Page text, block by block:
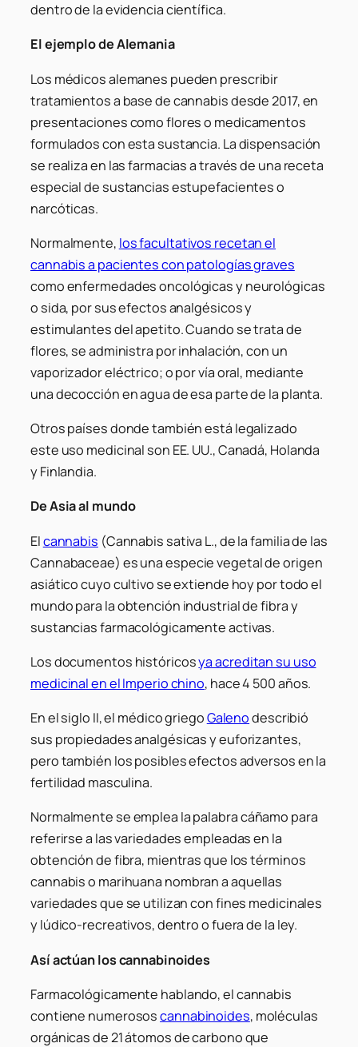
dentro de la evidencia científica.
El ejemplo de Alemania
Los médicos alemanes pueden prescribir
tratamientos a base de cannabis desde 2017, en
presentaciones como flores o medicamentos
formulados con esta sustancia. La dispensación
se realiza en las farmacias a través de una receta
especial de sustancias estupefacientes o
narcóticas.
Normalmente, los facultativos recetan el
cannabis a pacientes con patologías graves
como enfermedades oncológicas y neurológicas
o sida, por sus efectos analgésicos y
estimulantes del apetito. Cuando se trata de
flores, se administra por inhalación, con un
vaporizador eléctrico; o por vía oral, mediante
una decocción en agua de esa parte de la planta.
Otros países donde también está legalizado
este uso medicinal son EE. UU., Canadá, Holanda
y Finlandia.
De Asia al mundo
Elcannabis (Cannabis sativa L., de la familia de las
Cannabaceae) es una especie vegetal de origen
asiático cuyo cultivo se extiende hoy por todo el
mundo para la obtención industrial de fibra y
sustancias farmacológicamente activas.
Los documentos históricosya acreditan su uso
medicinal en el Imperio chino, hace 4 500 años.
En el siglo II, el médico griegoGalenodescribió
sus propiedades analgésicas y euforizantes,
pero también los posibles efectos adversos en la
fertilidad masculina.
Normalmente se emplea la palabracáñamo para
referirse a las variedades empleadas en la
obtención de fibra, mientras que los términos
cannabiso marihuana nombran a aquellas
variedades que se utilizan con fines medicinales
y lúdico-recreativos, dentro o fuera de la ley.
Así actúan los cannabinoides
Farmacológicamente hablando, el cannabis
contiene numerososcannabinoides, moléculas
orgánicas de 21 átomos de carbono que